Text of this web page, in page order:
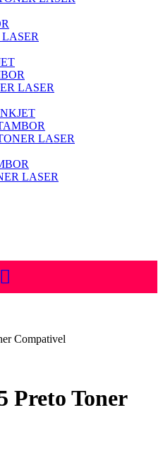
LASER
LASER
LASER
Compativel
Preto Toner